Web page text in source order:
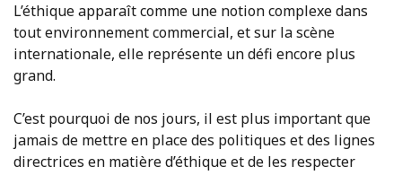
L’éthique apparaît comme une notion complexe dans
tout environnement commercial, et sur la scène
internationale, elle représente un défi encore plus
grand.
C’est pourquoi de nos jours, il est plus important que
jamais de mettre en place des politiques et des lignes
directrices en matière d’éthique et de les respecter